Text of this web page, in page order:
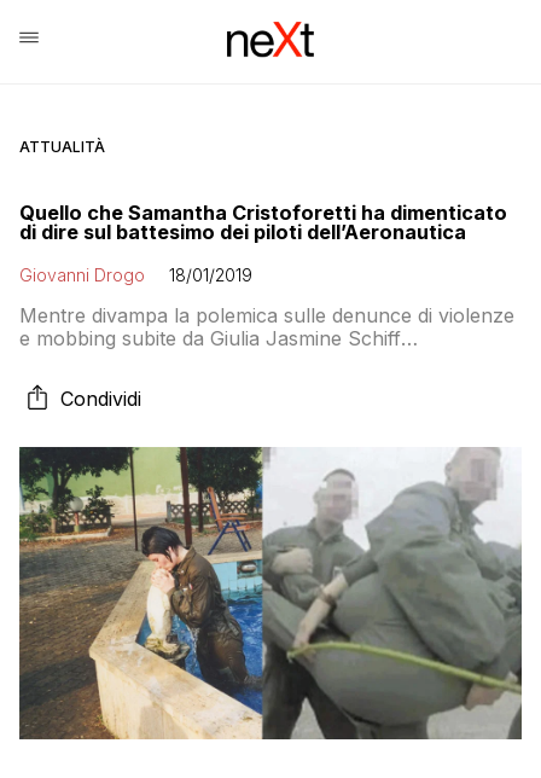
ATTUALITÀ
Quello che Samantha Cristoforetti ha dimenticato
di dire sul battesimo dei piloti dell’Aeronautica
Giovanni Drogo 18/01/2019
Mentre divampa la polemica sulle denunce di violenze
e mobbing subite da Giulia Jasmine Schiff
ricordo del suo primo volo e del suo “battesimo” fatto
nella stessa piscinetta “del pinguino” dove è stata
bellissimo per Giulia oltre quel tuffo c’è stato molto
altro
Condividi